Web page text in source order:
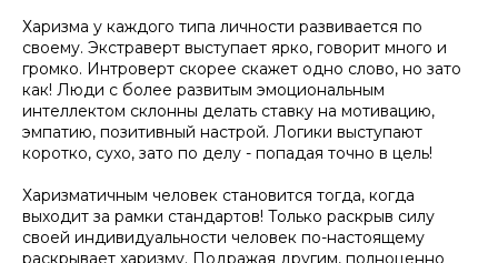
Харизма у каждого типа личности развивается по
своему. Экстраверт выступает ярко, говорит много и
громко. Интроверт скорее скажет одно слово, но зато
как! Люди с более развитым эмоциональным
интеллектом склонны делать ставку на мотивацию,
эмпатию, позитивный настрой. Логики выступают
коротко, сухо, зато по делу - попадая точно в цель!
Харизматичным человек становится тогда, когда
выходит за рамки стандартов! Только раскрыв силу
своей индивидуальности человек по-настоящему
раскрывает харизму. Подражая другим, полноценно